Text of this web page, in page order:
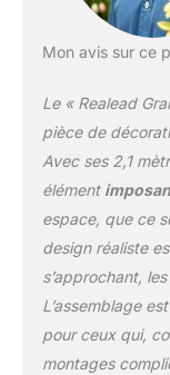
Mon avis sur ce
Le « Realead
pièce de
Avec ses 2,1
élément
espace, que ce
design réaliste
s’approchant,
L’assemblage
pour ceux qui,
montages